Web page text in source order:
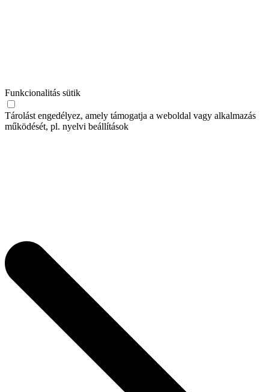
Funkcionalitás sütik
Tárolást engedélyez, amely támogatja a weboldal vagy alkalmazás
működését, pl. nyelvi beállítások